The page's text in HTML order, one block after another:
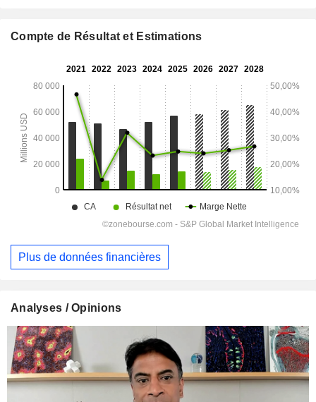
Compte de Résultat et Estimations
Plus de données financières
Analyses / Opinions